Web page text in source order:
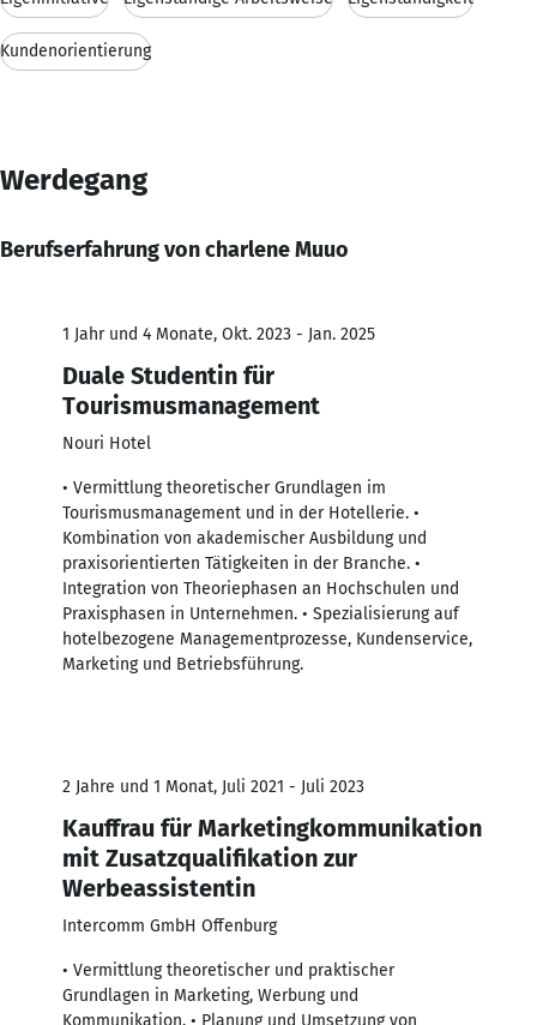
Kundenorientierung
Werdegang
Berufserfahrung von charlene Muuo
1 Jahr und 4 Monate, Okt. 2023 - Jan. 2025
Duale Studentin für
Tourismusmanagement
Nouri Hotel
• Vermittlung theoretischer Grundlagen im
Tourismusmanagement und in der Hotellerie. •
Kombination von akademischer Ausbildung und
praxisorientierten Tätigkeiten in der Branche. •
Integration von Theoriephasen an Hochschulen und
Praxisphasen in Unternehmen. • Spezialisierung auf
hotelbezogene Managementprozesse, Kundenservice,
Marketing und Betriebsführung.
2 Jahre und 1 Monat, Juli 2021 - Juli 2023
Kauffrau für Marketingkommunikation
mit Zusatzqualifikation zur
Werbeassistentin
Intercomm GmbH Offenburg
• Vermittlung theoretischer und praktischer
Grundlagen in Marketing, Werbung und
Kommunikation. • Planung und Umsetzung von